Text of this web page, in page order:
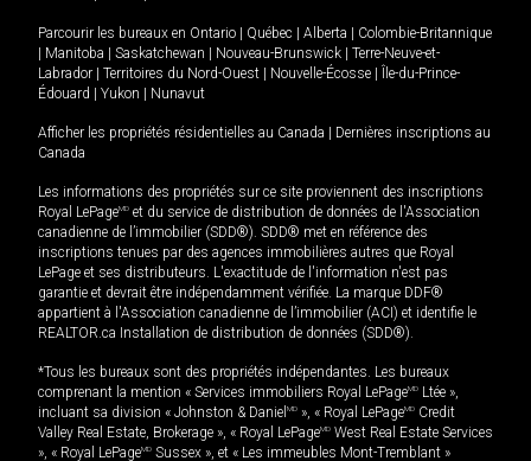
Parcourir les bureaux en Ontario Québec Alberta
Colombie-Britannique
Manitoba Saskatchewan Nouveau-Brunswick
Terre-Neuve-et-
Labrador
Territoires du Nord-Ouest Nouvelle-Écosse
Île-du-Prince-
Édouard
Yukon Nunavut
Afficher les propriétés résidentielles au Canada
Dernières inscriptions au
Canada
Les informations des propriétés sur ce site proviennent des inscriptions
Royal LePageMD et du service de distribution de données de l'Association
canadienne de l’immobilier (SDD®). SDD® met en référence des
inscriptions tenues par des agences immobilières autres que Royal
LePage et ses distributeurs. L'exactitude de l'information n'est pas
garantie et devrait être indépendamment vérifiée. La marque DDF®
appartient à l'Association canadienne de l’immobilier (ACI) et identifie le
REALTOR.ca Installation de distribution de données (SDD®).
*Tous les bureaux sont des propriétés indépendantes. Les bureaux
comprenant la mention « Services immobiliers Royal LePageMD Ltée »,
incluant sa division « Johnston & Daniel MD », « Royal LePageMD Credit
Valley Real Estate, Brokerage », « Royal LePageMD West Real Estate Services
», « Royal LePageMD Sussex », et « Les immeubles Mont-Tremblant »